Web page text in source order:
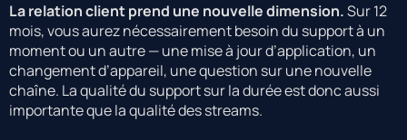
La relation client prend une nouvelle dimension.Sur 12
mois, vous aurez nécessairement besoin du support à un
moment ou un autre — une mise à jour d’application, un
changement d’appareil, une question sur une nouvelle
chaîne. La qualité du support sur la durée est donc aussi
importante que la qualité des streams.